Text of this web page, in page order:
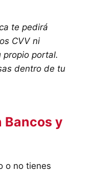
te pedirá
CVV ni
propio portal.
dentro de tu
Bancos y
o no tienes